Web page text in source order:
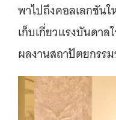
พาไปถึงคอลเลกชันใ
เก็บเกี่ยวแรงบันดาล
ผลงานสถาปัตยกรร